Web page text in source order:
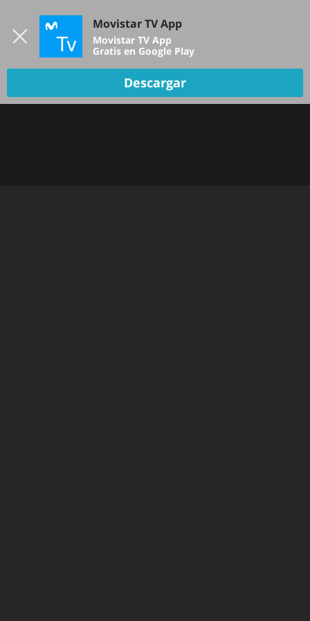
TV EN VIVO
Movistar TV App
Movistar TV App
Gratis en Google Play
Descargar